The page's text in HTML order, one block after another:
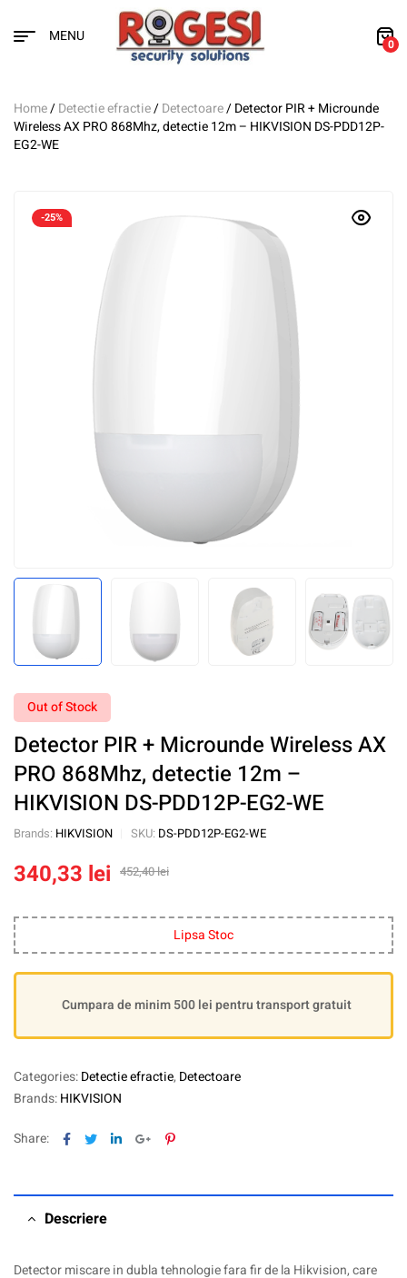
MENU 0
Home/Detectie efractie/Detectoare/ Detector PIR + Microunde
Wireless AX PRO 868Mhz, detectie 12m – HIKVISION DS-PDD12P-
EG2-WE
-25%
Out of Stock
Detector PIR + Microunde Wireless AX
PRO 868Mhz, detectie 12m –
HIKVISION DS-PDD12P-EG2-WE
Brands: HIKVISION SKU: DS-PDD12P-EG2-WE
452,40lei
340,33 lei
Lipsa Stoc
Cumpara de minim 500 lei pentru transport gratuit
Categories:Detectie efractie, Detectoare
Brands:HIKVISION
Share: Facebook
TwitterLinkedinGoogle+Pinterest
Descriere
Detector miscare in dubla tehnologie fara fir de la Hikvision, care